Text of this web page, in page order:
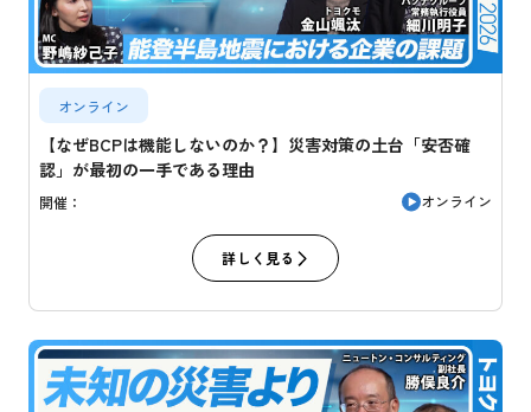
オンライン
【なぜBCPは機能しないのか？】災害対策の土台「安否確
認」が最初の一手である理由
開催： オンライン
詳しく見る